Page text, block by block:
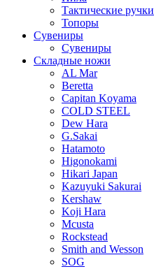
Тактические ручки
Топоры
Сувениры
Сувениры
Складные ножи
AL Mar
Beretta
Capitan Koyama
COLD STEEL
Dew Hara
G.Sakai
Hatamoto
Higonokami
Hikari Japan
Kazuyuki Sakurai
Kershaw
Koji Hara
Mcusta
Rockstead
Smith and Wesson
SOG